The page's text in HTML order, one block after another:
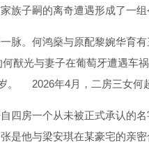
族子嗣的离奇遭遇形成了一组
脉。何鸿燊与原配黎婉华育
猷光与妻子在葡萄牙遭遇车
。
2026年4月，二房三女何
四房一个从未被正式承认的
是他与梁安琪在某豪宅的亲